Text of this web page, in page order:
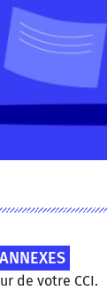
de votre CCI.